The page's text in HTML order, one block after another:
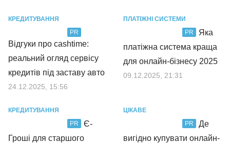
КРЕДИТУВАННЯ
PR
Відгуки про cashtime:
реальний огляд сервісу
кредитів під заставу авто
24.12.2025, 15:56
ПЛАТІЖНІ СИСТЕМИ
PR
Яка
платіжна система краща
для онлайн-бізнесу 2025
09.12.2025, 21:31
КРЕДИТУВАННЯ
PR
Є-
Гроші для старшого
ЦІКАВЕ
PR
Де
вигідно купувати онлайн-